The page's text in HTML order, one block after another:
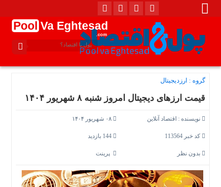
Pool Va Eghtesad
.com
گروه : ارزدیجیتال
قیمت ارز‌های دیجیتال امروز شنبه ۸ شهریور ۱۴۰۴
نویسنده : اقتصاد آنلاین ۰۸ شهریور ۱۴۰۴
کد خبر 113564 144 بازدید
بدون نظر پرینت